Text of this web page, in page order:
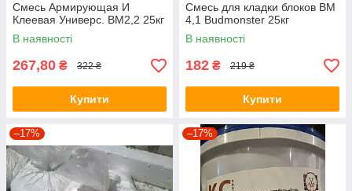
Смесь Армирующая И
Клеевая Универс. ВМ2,2 25кг
В наявності
267,80 ₴ 322 ₴
Купити
Смесь для кладки блоков ВМ
4,1 Budmonster 25кг
В наявності
182 ₴ 219 ₴
Купити
–17% –17%